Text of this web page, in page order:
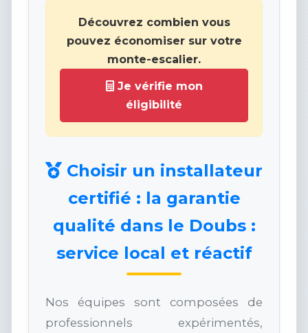
Découvrez combien vous
pouvez économiser sur votre
monte-escalier.
Je vérifie mon
éligibilité
Choisir un installateur
certifié : la garantie
qualité dans le Doubs :
service local et réactif
Nos équipes sont composées de
professionnels expérimentés,